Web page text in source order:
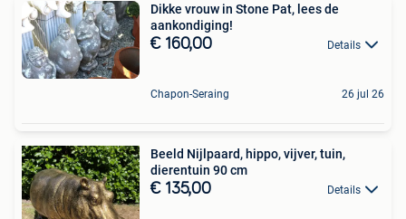
Dikke vrouw in Stone Pat, lees de
aankondiging!
€ 160,00 Details
Chapon-Seraing 26 jul 26
Beeld Nijlpaard, hippo, vijver, tuin,
dierentuin 90 cm
€ 135,00 Details